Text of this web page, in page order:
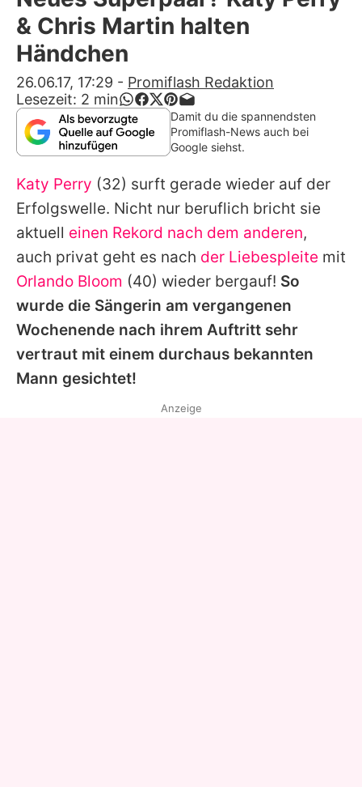
Alle Themen auf Promiflash
App runterladen
Team
Redaktionelle Richtlinien
Impressum
Datenschutzerklärung
Nutzungsbedingungen
Utiq verwalten
& Chris Martin halten
Händchen
26.06.17, 17:29 - Promiflash Redaktion
Lesezeit: 2 min
Damit du die spannendsten
Promiflash-News auch bei
Google siehst.
Katy Perry (32) surft gerade wieder auf der
Erfolgswelle. Nicht nur beruflich bricht sie
aktuell einen Rekord nach dem anderen,
auch privat geht es nach der Liebespleite mit
Orlando Bloom (40) wieder bergauf! So
wurde die Sängerin am vergangenen
Wochenende nach ihrem Auftritt sehr
vertraut mit einem durchaus bekannten
Mann gesichtet!
Anzeige